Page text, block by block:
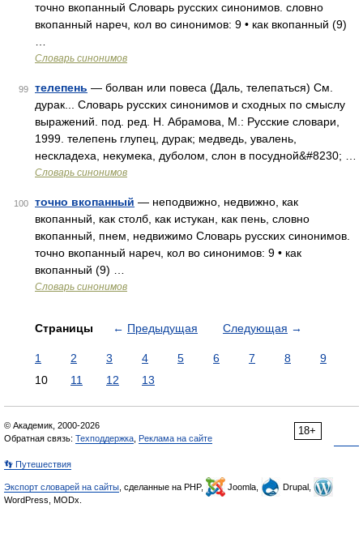
точно вкопанный Словарь русских синонимов. словно
вкопанный нареч, кол во синонимов: 9 • как вкопанный (9)
Словарь синонимов
99 телепень — болван или повеса (Даль, телепаться) См.
дурак... Словарь русских синонимов и сходных по смыслу
выражений. под. ред. Н. Абрамова, М.: Русские словари,
1999. телепень глупец, дурак; медведь, увалень,
нескладеха, некумека, дуболом, слон в посудной&#8230; …
Словарь синонимов
100 точно вкопанный — неподвижно, недвижно, как
вкопанный, как столб, как истукан, как пень, словно
вкопанный, пнем, недвижимо Словарь русских синонимов.
точно вкопанный нареч, кол во синонимов: 9 • как
вкопанный (9) …
Словарь синонимов
Страницы ← Предыдущая Следующая →
1 2 3 4 5 6 7 8
9
10
11 12 13
18+
© Академик, 2000-2026
Обратная связь: Техподдержка Реклама на сайте
👣 Путешествия
Экспорт словарей на сайты , сделанные на PHP, Joomla,
Drupal,
WordPress, MODx.